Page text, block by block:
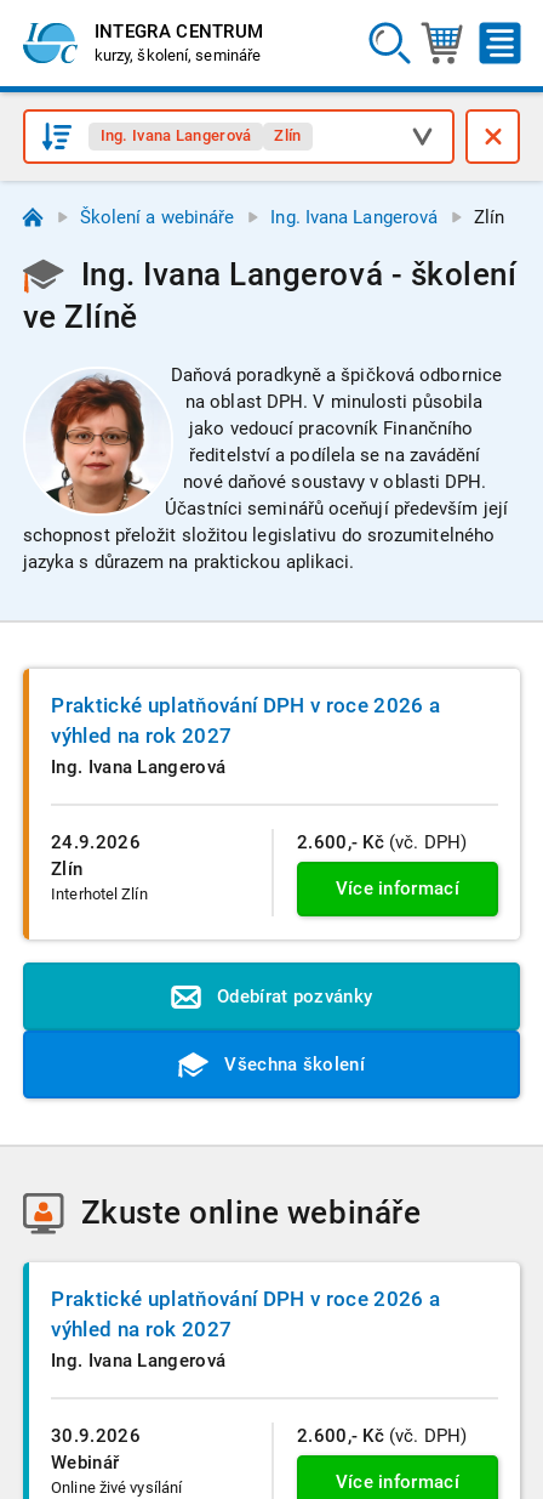
INTEGRA CENTRUM
kurzy, školení, semináře
Ing. Ivana Langerová Zlín
Školení a webináře Ing. Ivana Langerová Zlín
Ing. Ivana Langerová - školení
ve Zlíně
Daňová poradkyně a špičková odbornice
na oblast DPH. V minulosti působila
jako vedoucí pracovník Finančního
ředitelství a podílela se na zavádění
nové daňové soustavy v oblasti DPH.
Účastníci seminářů oceňují především její
schopnost přeložit složitou legislativu do srozumitelného
jazyka s důrazem na praktickou aplikaci.
24.9.2026
Zlín
Interhotel Zlín
Praktické uplatňování DPH v roce 2026 a
výhled na rok 2027
Ing. Ivana Langerová
2.600,- Kč (vč. DPH)
Více informací
Odebírat pozvánky
Všechna školení
Zkuste online webináře
30.9.2026
Webinář
Online živé vysílání
Praktické uplatňování DPH v roce 2026 a
výhled na rok 2027
Ing. Ivana Langerová
2.600,- Kč (vč. DPH)
Více informací